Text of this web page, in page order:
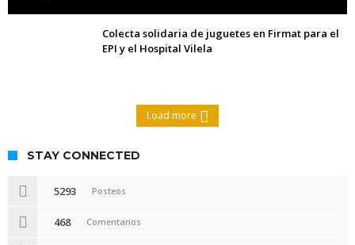
Colecta solidaria de juguetes en Firmat para el
EPI y el Hospital Vilela
Load more
STAY CONNECTED
5293 Posteos
468 Comentarios